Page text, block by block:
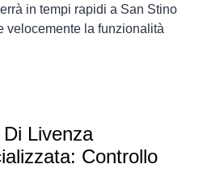
in tempi rapidi a San Stino
velocemente la funzionalità
Livenza
Controllo